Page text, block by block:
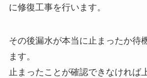
に修復工事を行います。
その後漏水が本当に止まったか待
ます。
止まったことが確認できなければ